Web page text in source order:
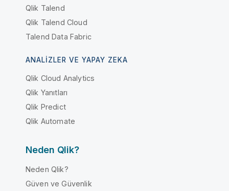
Qlik Talend
Qlik Talend Cloud
Talend Data Fabric
ANALIZLER VE YAPAY ZEKA
Qlik Cloud Analytics
Qlik Yanıtları
Qlik Predict
Qlik Automate
Neden Qlik?
Neden Qlik?
Güven ve Güvenlik